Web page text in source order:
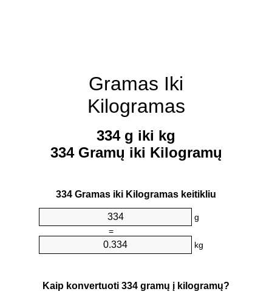
Gramas Iki
Kilogramas
334 g iki kg
334 Gramų iki Kilogramų
334 Gramas iki Kilogramas keitikliu
g
=
kg
Kaip konvertuoti 334 gramų į kilogramų?